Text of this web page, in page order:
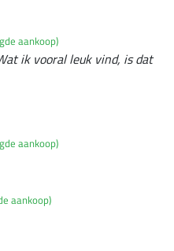
aankoop)
ik vooral leuk vind, is dat
aankoop)
aankoop)